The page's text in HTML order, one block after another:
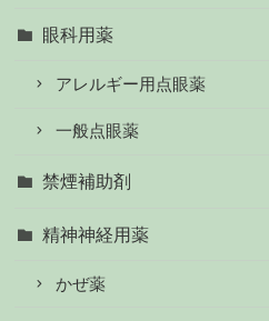
眼科用薬
アレルギー用点眼薬
一般点眼薬
禁煙補助剤
精神神経用薬
かぜ薬